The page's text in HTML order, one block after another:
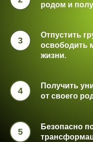
родом и
Отпустить
освободить
жизни.
Получить
от своего
Безопасно